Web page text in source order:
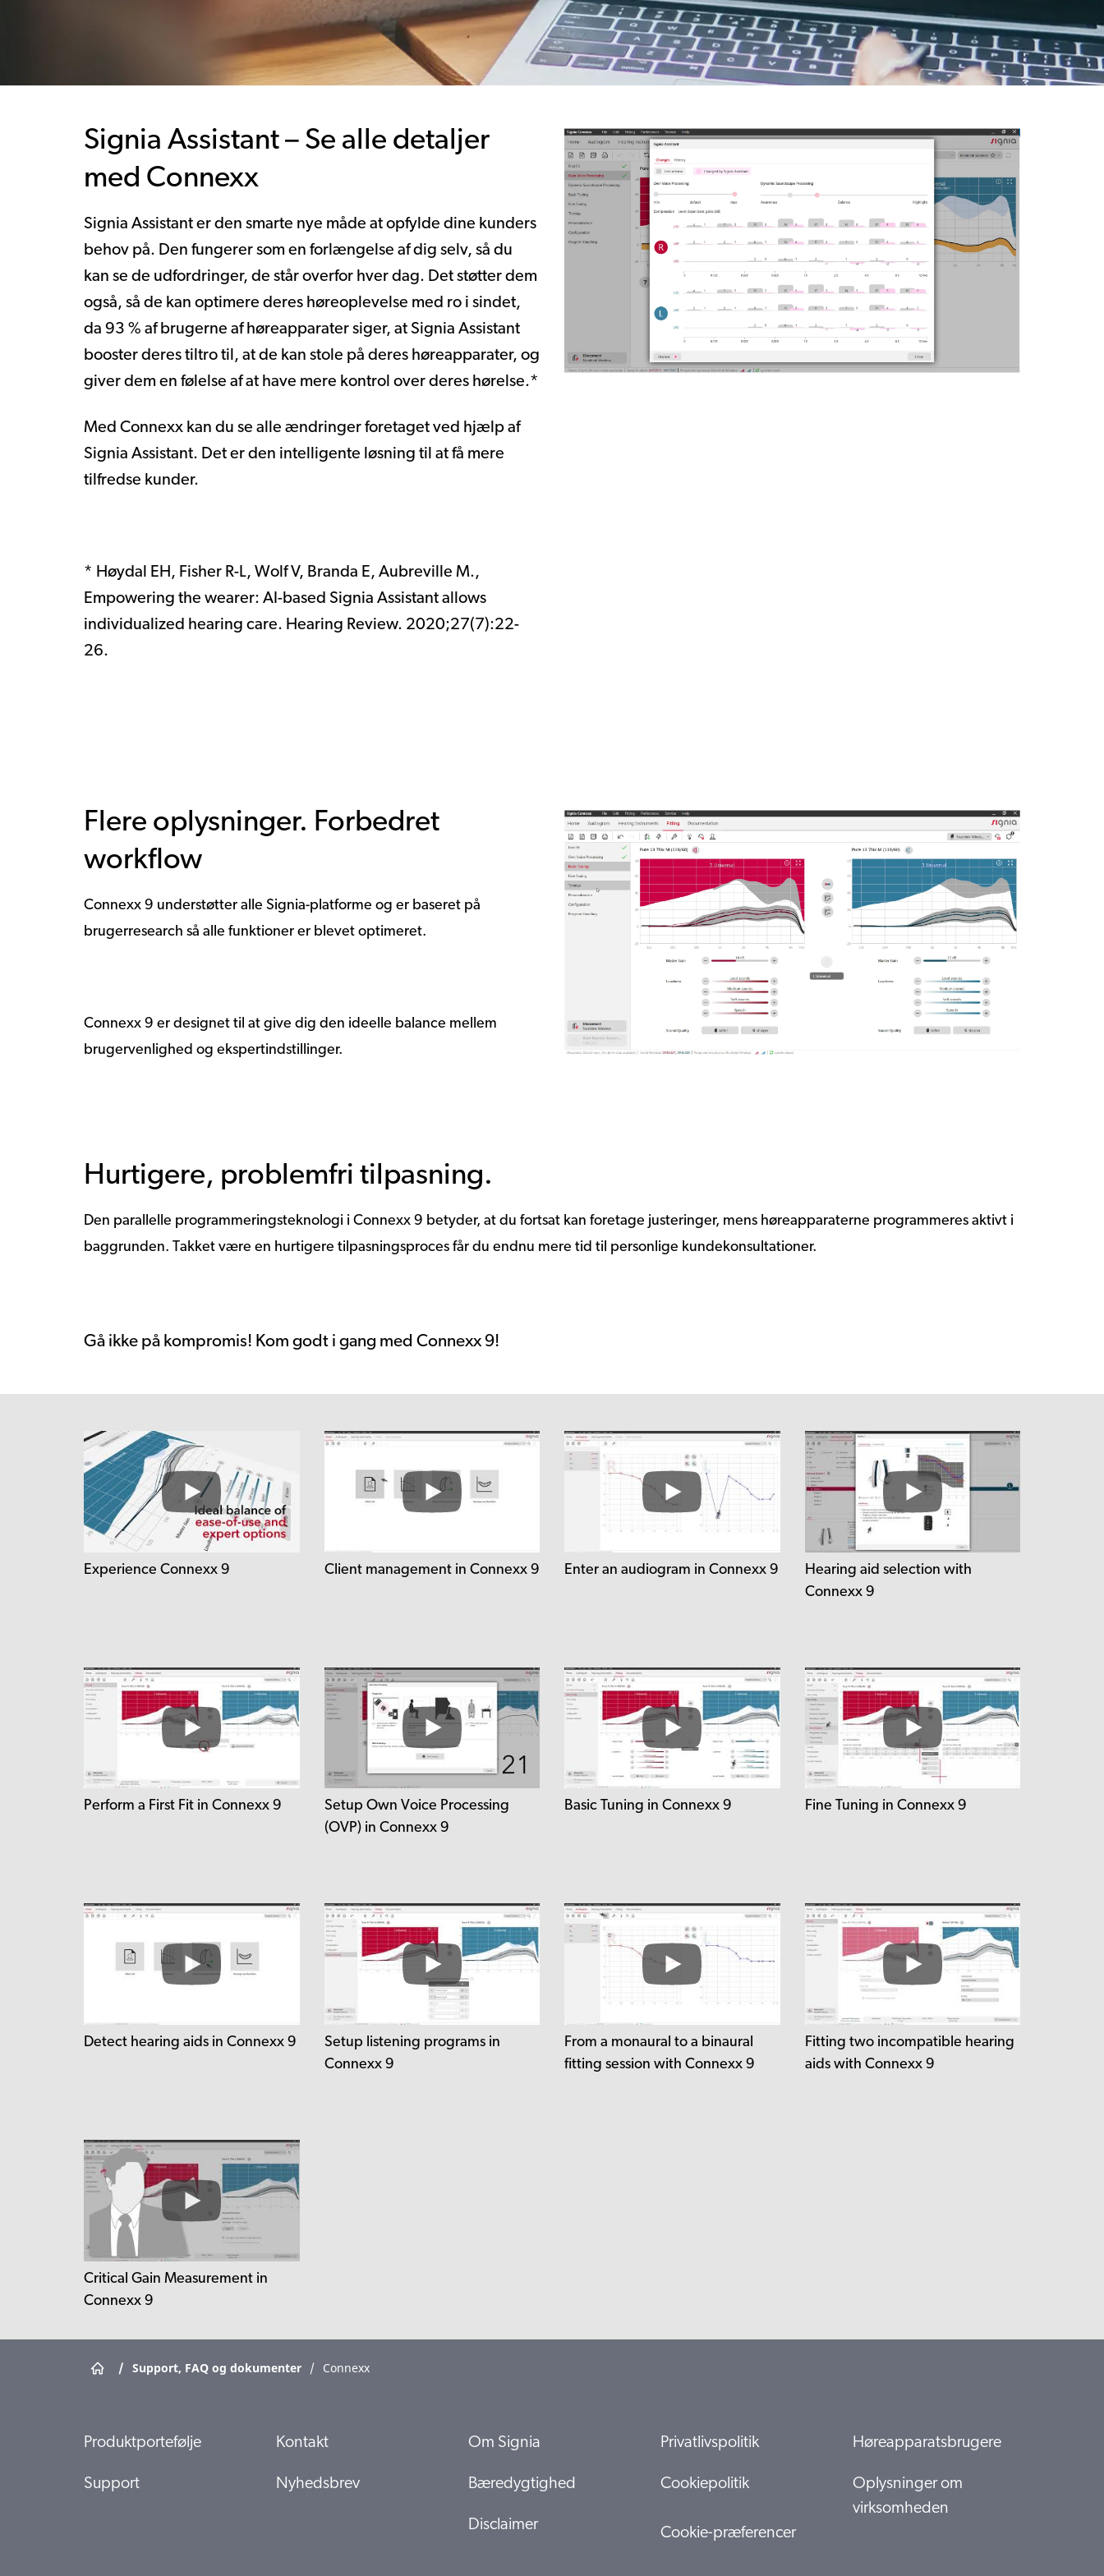
Signia Assistant – Se alle detaljer
med Connexx
Signia Assistant er den smarte nye måde at opfylde dine kunders
behov på. Den fungerer som en forlængelse af dig selv, så du
kan se de udfordringer, de står overfor hver dag. Det støtter dem
også, så de kan optimere deres høreoplevelse med ro i sindet,
da 93 % af brugerne af høreapparater siger, at Signia Assistant
booster deres tiltro til, at de kan stole på deres høreapparater, og
giver dem en følelse af at have mere kontrol over deres hørelse.*
Med Connexx kan du se alle ændringer foretaget ved hjælp af
Signia Assistant. Det er den intelligente løsning til at få mere
tilfredse kunder.
* Høydal EH, Fisher R-L, Wolf V, Branda E, Aubreville M.,
Empowering the wearer: AI-based Signia Assistant allows
individualized hearing care. Hearing Review. 2020;27(7):22-
26.
Flere oplysninger. Forbedret
workflow
Connexx 9 understøtter alle Signia-platforme og er baseret på
brugerresearch så alle funktioner er blevet optimeret.
Connexx 9 er designet til at give dig den ideelle balance mellem
brugervenlighed og ekspertindstillinger.
Hurtigere, problemfri tilpasning.
Den parallelle programmeringsteknologi i Connexx 9 betyder, at du fortsat kan foretage justeringer, mens høreapparaterne programmeres aktivt i
baggrunden. Takket være en hurtigere tilpasningsproces får du endnu mere tid til personlige kundekonsultationer.
Gå ikke på kompromis! Kom godt i gang med Connexx 9!
Experience Connexx 9 Client management in Connexx 9 Enter an audiogram in Connexx 9
Hearing aid selection with
Connexx 9
Perform a First Fit in Connexx 9
Setup Own Voice Processing
(OVP) in Connexx 9
Basic Tuning in Connexx 9 Fine Tuning in Connexx 9
Detect hearing aids in Connexx 9
Setup listening programs in
Connexx 9
From a monaural to a binaural
fitting session with Connexx 9
Fitting two incompatible hearing
aids with Connexx 9
Critical Gain Measurement in
Connexx 9
/ Support, FAQ og dokumenter / Connexx
Produktportefølje
Support
Kontakt
Nyhedsbrev
Om Signia
Bæredygtighed
Disclaimer
Privatlivspolitik
Cookiepolitik
Cookie-præferencer
Høreapparatsbrugere
Oplysninger om
virksomheden